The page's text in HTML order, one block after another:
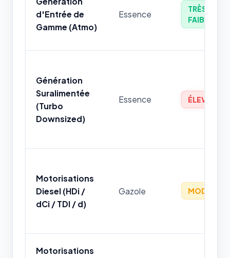
d'Entrée de
Gamme (Atmo)
Essence
TRÈS
FAIBLE
Génération
Suralimentée
(Turbo
Downsized)
Essence ÉLEVÉ
Motorisations
Diesel (HDi /
dCi / TDI / d)
Gazole MODÉRÉ
Motorisations